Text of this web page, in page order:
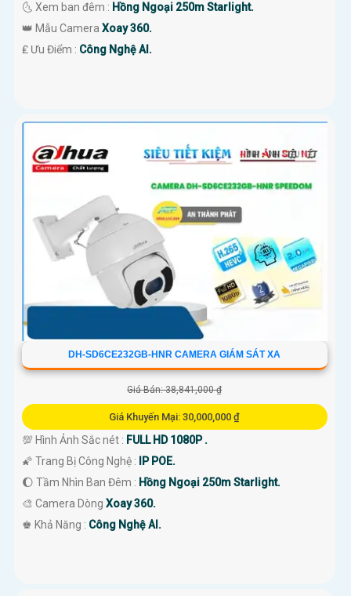
🌜 Xem ban đêm : Hồng Ngoại 250m Starlight.
👑 Mẫu Camera Xoay 360.
️₤ Ưu Điểm : Công Nghệ AI.
DH-SD6CE232GB-HNR CAMERA GIÁM SÁT XA
Giá Bán: 38,841,000 ₫
Giá Khuyến Mại: 30,000,000 ₫
💯 Hình Ảnh Sắc nét : FULL HD 1080P .
🌠 Trang Bị Công Nghệ :
IP POE.
🌔 Tầm Nhìn Ban Đêm : Hồng Ngoại 250m Starlight.
🎨 Camera Dòng Xoay 360.
️♚ Khả Năng : Công Nghệ AI.